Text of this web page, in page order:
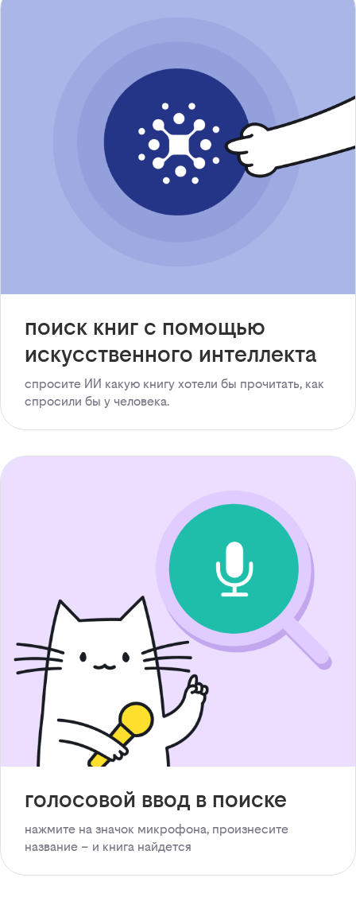
поиск книг с помощью
искусственного интеллекта
спросите ИИ какую книгу хотели бы прочитать, как
спросили бы у человека.
голосовой ввод в поиске
нажмите на значок микрофона, произнесите
название – и книга найдется